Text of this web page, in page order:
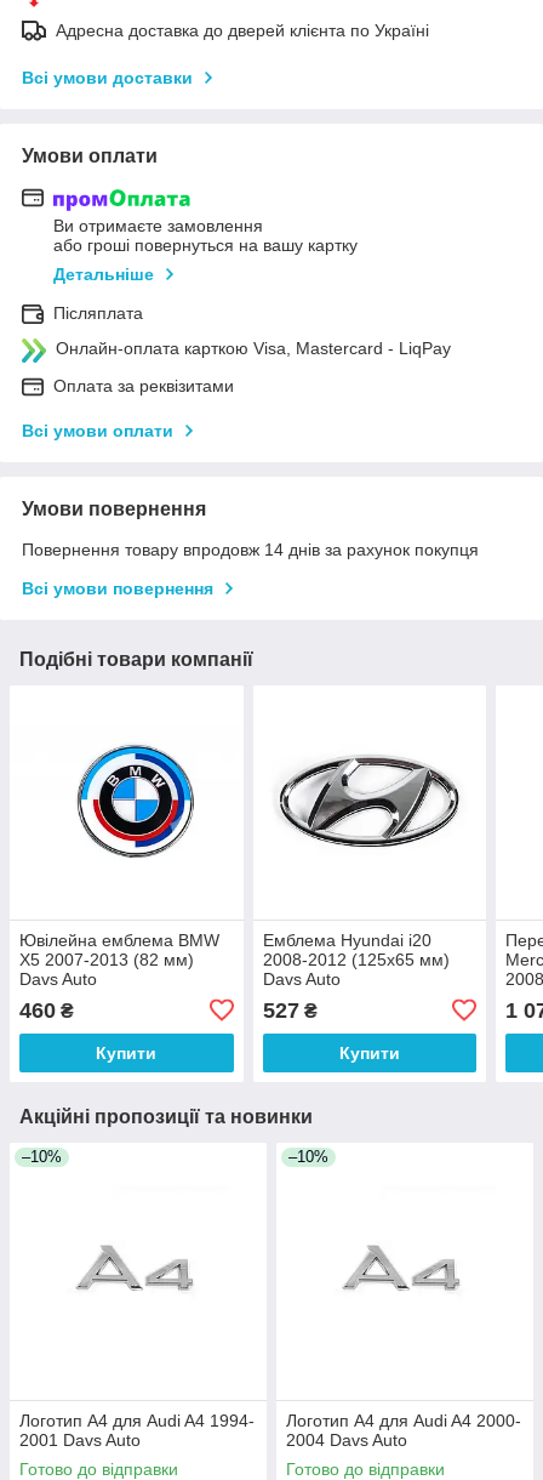
Адресна доставка до дверей клієнта по Україні
Всі умови доставки
Умови оплати
Ви отримаєте замовлення
або гроші повернуться на вашу картку
Детальніше
Післяплата
Онлайн-оплата карткою Visa, Mastercard - LiqPay
Оплата за реквізитами
Всі умови оплати
Умови повернення
Повернення товару впродовж 14 днів за рахунок покупця
Всі умови повернення
Подібні товари компанії
Ювілейна емблема BMW
X5 2007-2013 (82 мм)
Davs Auto
460 ₴
Купити
Емблема Hyundai i20
2008-2012 (125х65 мм)
Davs Auto
527₴
Купити
1
Акційні пропозиції та новинки
–10%
Логотип А4 для Audi A4 1994-
2001 Davs Auto
Готово до відправки
–10%
Логотип А4 для Audi A4 2000-
2004 Davs Auto
Готово до відправки